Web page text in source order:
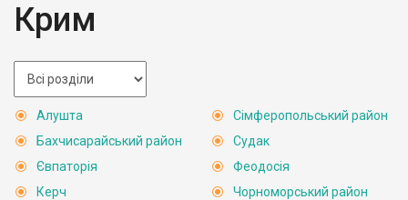
Крим
Алушта
Бахчисарайський район
Євпаторія
Керч
Сімферопольський район
Судак
Феодосія
Чорноморський район